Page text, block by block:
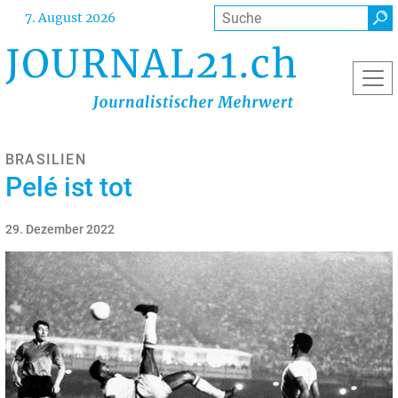
Direkt
Inhalt
7. August 2026 Suche
BRASILIEN
Pelé ist tot
29. Dezember 2022